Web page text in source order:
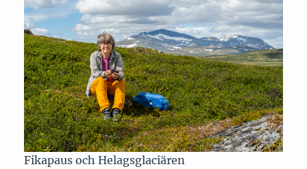
Fikapaus och Helagsglaciären